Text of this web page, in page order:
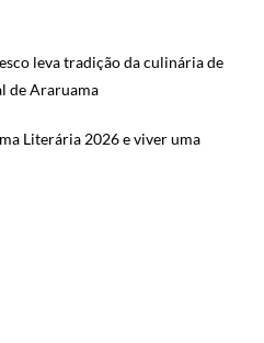
leva tradição da culinária de
de Araruama
Literária 2026 e viver uma